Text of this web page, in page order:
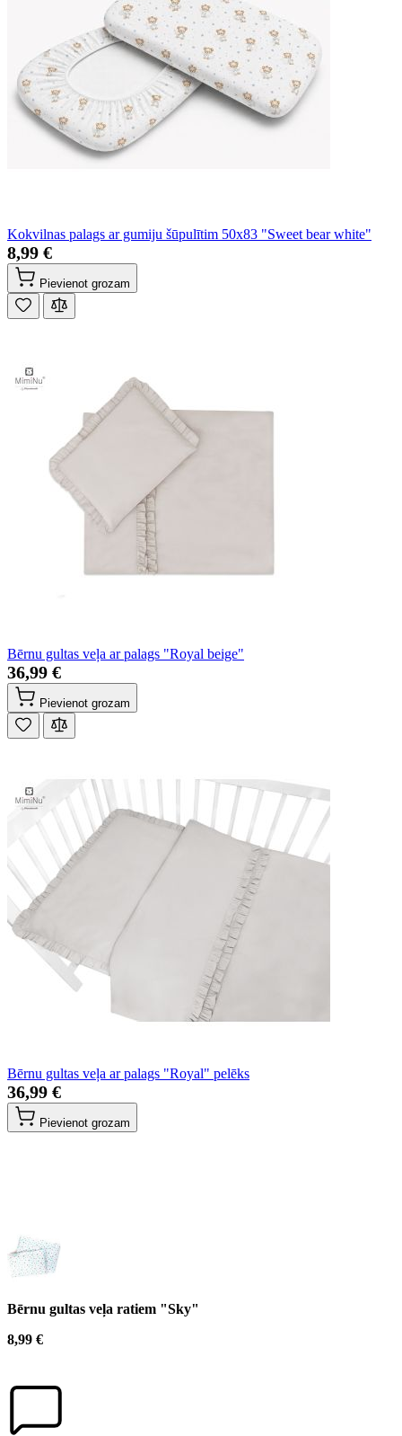
Kokvilnas palags ar gumiju šūpulītim 50x83 "Sweet bear white"
8,99 €
Pievienot grozam
Bērnu gultas veļa ar palags "Royal beige"
36,99 €
Pievienot grozam
Bērnu gultas veļa ar palags "Royal" pelēks
36,99 €
Pievienot grozam
Bērnu gultas veļa ratiem "Sky"
8,99 €